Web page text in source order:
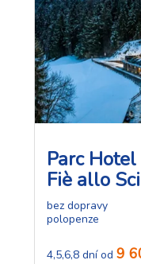
Parc
Fiè allo
bez dopravy
polopenze
4,5,6,8 dní od 9